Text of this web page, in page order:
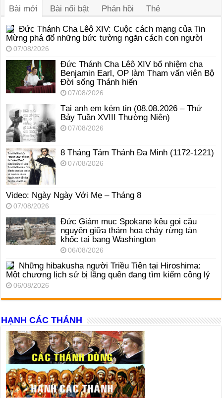
Bài mới Bài nổi bật Phản hồi Thẻ
Đức Thánh Cha Lêô XIV: Cuộc cách mạng của Tin
Mừng phá đổ những bức tường ngăn cách con người
07/08/2026
Đức Thánh Cha Lêô XIV bổ nhiệm cha
Benjamin Earl, OP làm Tham vấn viên Bộ
Đời sống Thánh hiến
07/08/2026
Tại anh em kém tin (08.08.2026 – Thứ
Bảy Tuần XVIII Thường Niên)
07/08/2026
8 Tháng Tám Thánh Ða Minh (1172-1221)
07/08/2026
Video: Ngày Ngày Với Mẹ – Tháng 8
07/08/2026
Đức Giám mục Spokane kêu gọi cầu
nguyện giữa thảm họa cháy rừng tàn
khốc tại bang Washington
06/08/2026
Những hibakusha người Triều Tiên tại Hiroshima:
Một chương lịch sử bị lãng quên đang tìm kiếm công lý
06/08/2026
HẠNH CÁC THÁNH